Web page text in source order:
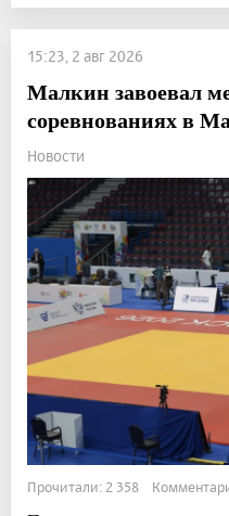
15:23, 2 авг 2026
Малкин завоевал
соревнованиях в
Новости
Прочитали: 2 358